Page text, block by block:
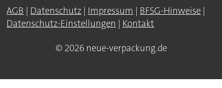
AGB | Datenschutz | Impressum | BFSG-Hinweise |
Datenschutz-Einstellungen | Kontakt
© 2026 neue-verpackung.de